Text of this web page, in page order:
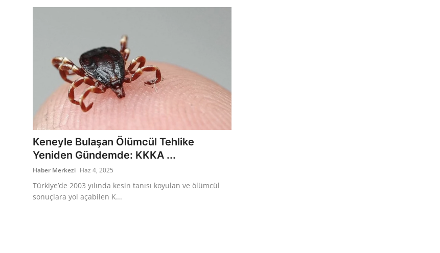
Keneyle Bulaşan Ölümcül Tehlike
Yeniden Gündemde: KKKA ...
Haber Merkezi Haz 4, 2025
Türkiye’de 2003 yılında kesin tanısı koyulan ve ölümcül
sonuçlara yol açabilen K...